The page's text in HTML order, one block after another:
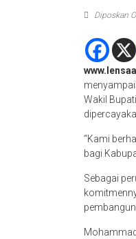
Diposkan
Wakil
“Kami
bagi
Sebagai